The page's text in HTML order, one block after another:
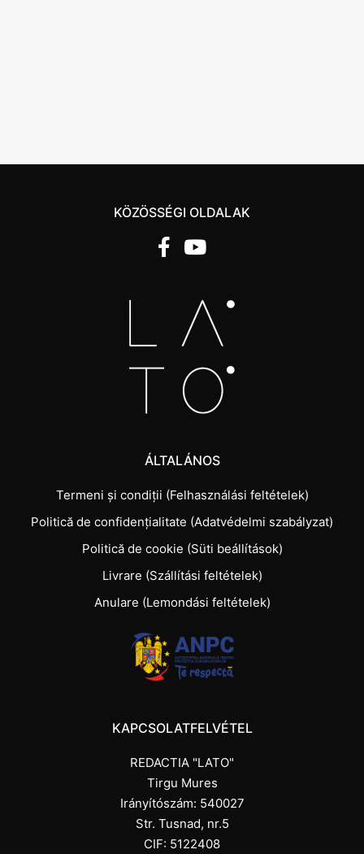
KÖZÖSSÉGI OLDALAK
ÁLTALÁNOS
Termeni și condiții (Felhasználási feltételek)
Politică de confidențialitate (Adatvédelmi szabályzat)
Politică de cookie (Süti beállítások)
Livrare (Szállítási feltételek)
Anulare (Lemondási feltételek)
KAPCSOLATFELVÉTEL
REDACTIA "LATO"
Tirgu Mures
Irányítószám: 540027
Str. Tusnad, nr.5
CIF: 5122408